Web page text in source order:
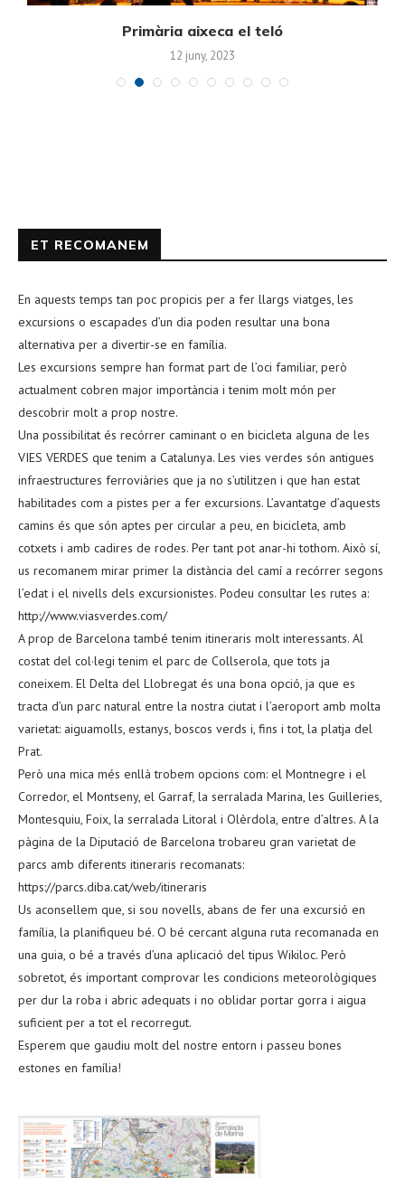
Primària aixeca el teló
12 juny, 2023
ET RECOMANEM
En aquests temps tan poc propicis per a fer llargs viatges, les
excursions o escapades d’un dia poden resultar una bona
alternativa per a divertir-se en família.
Les excursions sempre han format part de l’oci familiar, però
actualment cobren major importància i tenim molt món per
descobrir molt a prop nostre.
Una possibilitat és recórrer caminant o en bicicleta alguna de les
VIES VERDES que tenim a Catalunya. Les vies verdes són antigues
infraestructures ferroviàries que ja no s’utilitzen i que han estat
habilitades com a pistes per a fer excursions. L’avantatge d’aquests
camins és que són aptes per circular a peu, en bicicleta, amb
cotxets i amb cadires de rodes. Per tant pot anar-hi tothom. Això sí,
us recomanem mirar primer la distància del camí a recórrer segons
l’edat i el nivells dels excursionistes. Podeu consultar les rutes a:
http://www.viasverdes.com/
A prop de Barcelona també tenim itineraris molt interessants. Al
costat del col·legi tenim el parc de Collserola, que tots ja
coneixem. El Delta del Llobregat és una bona opció, ja que es
tracta d’un parc natural entre la nostra ciutat i l’aeroport amb molta
varietat: aiguamolls, estanys, boscos verds i, fins i tot, la platja del
Prat.
Però una mica més enllà trobem opcions com: el Montnegre i el
Corredor, el Montseny, el Garraf, la serralada Marina, les Guilleries,
Montesquiu, Foix, la serralada Litoral i Olèrdola, entre d’altres. A la
pàgina de la Diputació de Barcelona trobareu gran varietat de
parcs amb diferents itineraris recomanats:
https://parcs.diba.cat/web/itineraris
Us aconsellem que, si sou novells, abans de fer una excursió en
família, la planifiqueu bé. O bé cercant alguna ruta recomanada en
una guia, o bé a través d’una aplicació del tipus Wikiloc. Però
sobretot, és important comprovar les condicions meteorològiques
per dur la roba i abric adequats i no oblidar portar gorra i aigua
suficient per a tot el recorregut.
Esperem que gaudiu molt del nostre entorn i passeu bones
estones en família!